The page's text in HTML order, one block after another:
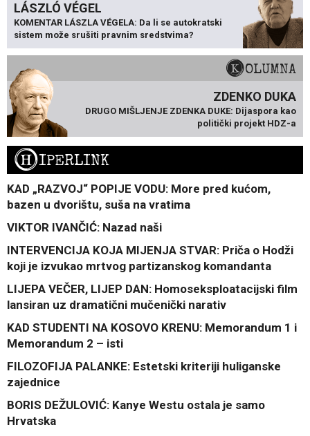
LÁSZLÓ VÉGEL
KOMENTAR LÁSZLA VÉGELA: Da li se autokratski
sistem može srušiti pravnim sredstvima?
KOLUMNA
ZDENKO DUKA
DRUGO MIŠLJENJE ZDENKA DUKE: Dijaspora kao
politički projekt HDZ-a
HIPERLINK
KAD „RAZVOJ“ POPIJE VODU: More pred kućom,
bazen u dvorištu, suša na vratima
VIKTOR IVANČIĆ: Nazad naši
INTERVENCIJA KOJA MIJENJA STVAR: Priča o Hodži
koji je izvukao mrtvog partizanskog komandanta
LIJEPA VEČER, LIJEP DAN: Homoseksploatacijski film
lansiran uz dramatični mučenički narativ
KAD STUDENTI NA KOSOVO KRENU: Memorandum 1 i
Memorandum 2 – isti
FILOZOFIJA PALANKE: Estetski kriteriji huliganske
zajednice
BORIS DEŽULOVIĆ: Kanye Westu ostala je samo
Hrvatska